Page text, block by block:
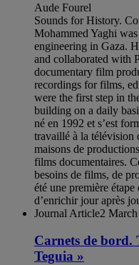
Aude Fourel
Sounds for History.
Mohammed Yaghi
engineering in Gaza.
and collaborated with
documentary film
recordings for films,
were the first step in
building on a daily
né en 1992 et s’est
travaillé à la télévision
maisons de
films documentaires.
besoins de films, de
été une première
d’enrichir jour après
Journal Article2
Carnets de bord.
Teguia »